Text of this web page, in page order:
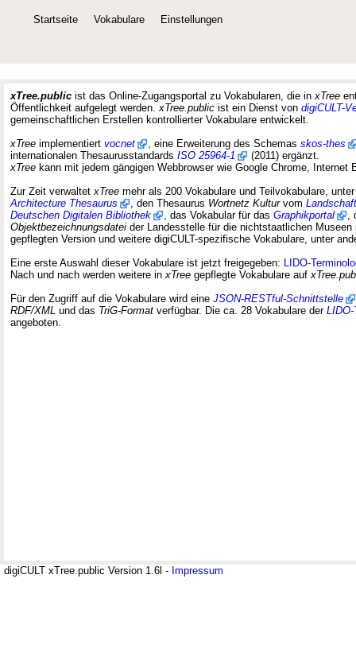
Startseite Vokabulare Einstellungen
xTree.public ist das Online-Zugangsportal zu Vokabularen, die inxTree
Öffentlichkeit aufgelegt werden.xTree.public ist ein Dienst von digiCULT-
gemeinschaftlichen Erstellen kontrollierter Vokabulare entwickelt.
xTree implementiert vocnet , eine Erweiterung des Schemas skos-thes
internationalen Thesaurusstandards ISO 25964-1
(2011) ergänzt.
xTree kann mit jedem gängigen Webbrowser wie Google Chrome, Internet
Zur Zeit verwaltetxTree mehr als 200 Vokabulare und Teilvokabulare,
Architecture Thesaurus
, den Thesaurus Wortnetz Kulturvom
Deutschen Digitalen Bibliothek
, das Vokabular für das Graphikportal
,
Objektbezeichnungsdatei der Landesstelle für die nichtstaatlichen
gepflegten Version und weitere digiCULT-spezifische Vokabulare, unter
Eine erste Auswahl dieser Vokabulare ist jetzt freigegeben: LIDO-
Nach und nach werden weitere inxTree gepflegte Vokabulare auf
Für den Zugriff auf die Vokabulare wird eine JSON-RESTful-Schnittstelle
RDF/XML und das TriG-Format verfügbar. Die ca. 28 Vokabulare der LIDO-
angeboten.
digiCULT xTree.public Version 1.6l - Impressum